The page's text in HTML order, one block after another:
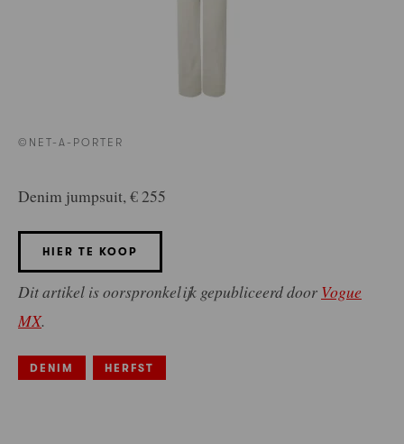
©NET-A-PORTER
Denim jumpsuit, € 255
HIER TE KOOP
Dit artikel is oorspronkelijk gepubliceerd door Vogue
MX.
DENIM HERFST